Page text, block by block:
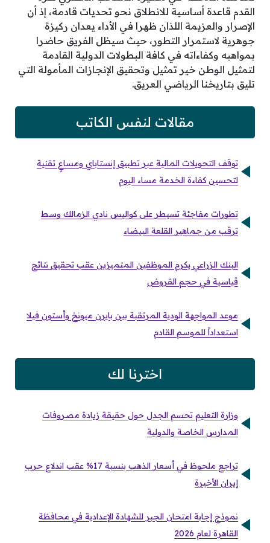
القدم قاعدة أساسية للانطلاق نحو تحديات قادمة، إذ أن
الإصرار والعزيمة اللذان ظهرا في الأداء يعدان ركيزة
جوهرية لاستمرار التطور، حيث سيظل الفريق حاضرا
بمواهبه وكفاءاته في كافة البطولات الدولية القادمة
لتمثيل الوطن خير تمثيل وتحقيق الإنجازات المأمولة التي
تليق بتاريخنا الرياضي العريق.
مقالات لنفس الكاتب
توقف التحويلات المالية عبر تطبيق إنستاباي ومساعٍ تقنية
لتحسين كفاءة الخدمة مساء اليوم
تطورات مفاجئة تسيطر على كواليس نادي الزمالك وسط
ترقب من جماهير القلعة البيضاء
البنك الزراعي يكرم الموظفين المتميزين عقب تحقيق نتائج
قياسية في حجم القروض
موعد المواجهة الودية المرتقبة بين بايرن ميونخ وأستون فيلا
استعداداً للموسم القادم
اخترنا لك
وزارة التعليم تحسم الجدل حول حقيقة زيادة مصروفات
المدارس الخاصة والدولية
تراجع ملحوظ في أسعار الذهب بنسبة 17% عقب اندلاع حرب
إيران الأخيرة
نموذج إجابة امتحان الجبر للشهادة الإعدادية في محافظة
القاهرة لعام 2026